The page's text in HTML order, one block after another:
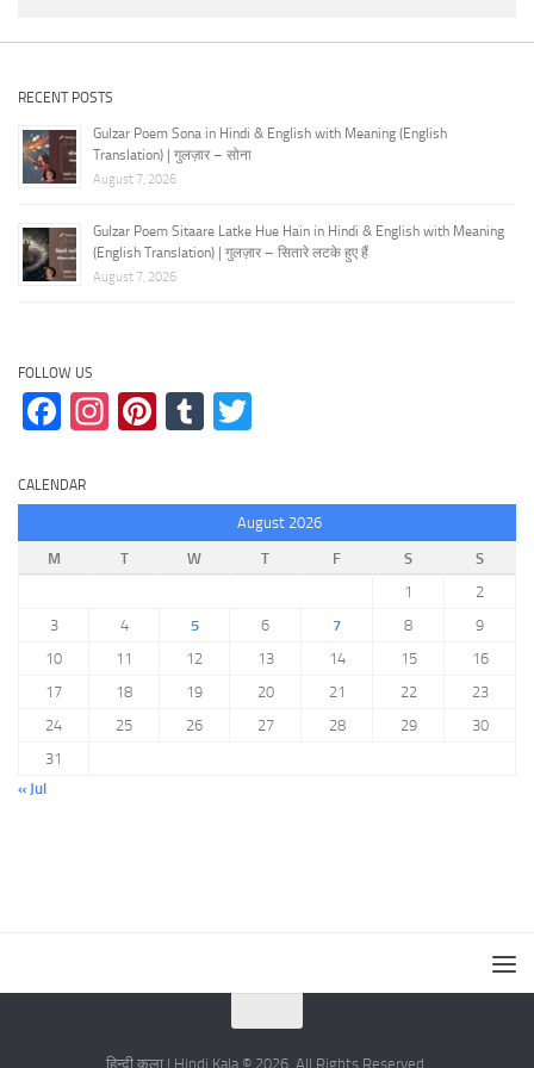
RECENT POSTS
Gulzar Poem Sona in Hindi & English with Meaning (English
Translation) | गुलज़ार – सोना
August 7, 2026
Gulzar Poem Sitaare Latke Hue Hain in Hindi & English with Meaning
(English Translation) | गुलज़ार – सितारे लटके हुए हैं
August 7, 2026
FOLLOW US
Facebook
Instagram
Pinterest
Tumblr
CALENDAR
August 2026
M
T W T F S
S
1
2
3
4 5 6 7 8
9
10
11 12 13 14 15
16
17
18 19 20 21 22
23
24
25 26 27 28 29
30
31
« Jul
हिन्दी कला | Hindi Kala © 2026. All Rights Reserved.